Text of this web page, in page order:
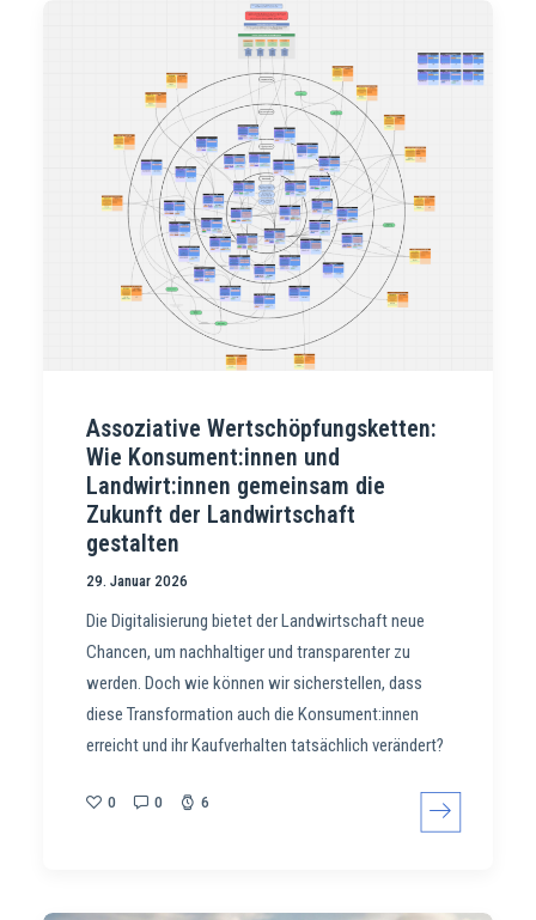
Assoziative Wertschöpfungsketten:
Wie Konsument:innen und
Landwirt:innen gemeinsam die
Zukunft der Landwirtschaft
gestalten
29. Januar 2026
Die Digitalisierung bietet der Landwirtschaft neue
Chancen, um nachhaltiger und transparenter zu
werden. Doch wie können wir sicherstellen, dass
diese Transformation auch die Konsument:innen
erreicht und ihr Kaufverhalten tatsächlich verändert?
0 0 6